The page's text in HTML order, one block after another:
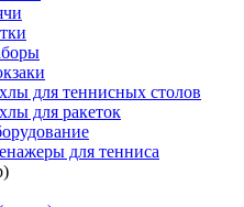
для теннисных столов
для ракеток
для тенниса